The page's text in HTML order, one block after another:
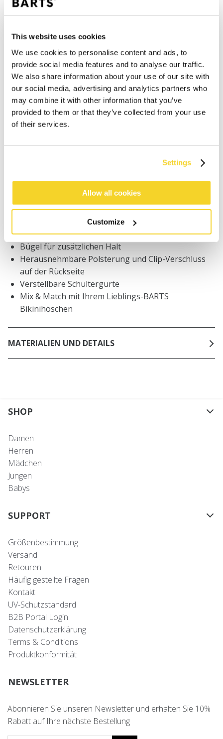
This website uses cookies
We use cookies to personalise content and ads, to
provide social media features and to analyse our traffic.
We also share information about your use of our site with
our social media, advertising and analytics partners who
may combine it with other information that you’ve
provided to them or that they’ve collected from your use
of their services.
Settings
Allow all cookies
Customize
FARBEdenim
IN DEN WARENKORB
Bestellungen, die vor 12 Uhr MEZ (Montag bis
Freitag) bei uns eingehen, werden noch am selben
Tag versandt
innerhalb Deutschland
Triangel-Bikini-Oberteil aus schimmerndem Stoff
80% Polyamid/Nylon
Bügel für zusätzlichen Halt
Herausnehmbare Polsterung und Clip-Verschluss
auf der Rückseite
Verstellbare Schultergurte
Mix & Match mit Ihrem Lieblings-BARTS
Bikinihöschen
MATERIALIEN UND DETAILS
SHOP
Damen
Herren
Mädchen
Jungen
Babys
SUPPORT
Größenbestimmung
Versand
Retouren
Häufig gestellte Fragen
Kontakt
UV-Schutzstandard
B2B Portal Login
Datenschutzerklärung
Terms & Conditions
Produktkonformität
NEWSLETTER
Abonnieren Sie unseren Newsletter und erhalten Sie 10%
Rabatt auf Ihre nächste Bestellung